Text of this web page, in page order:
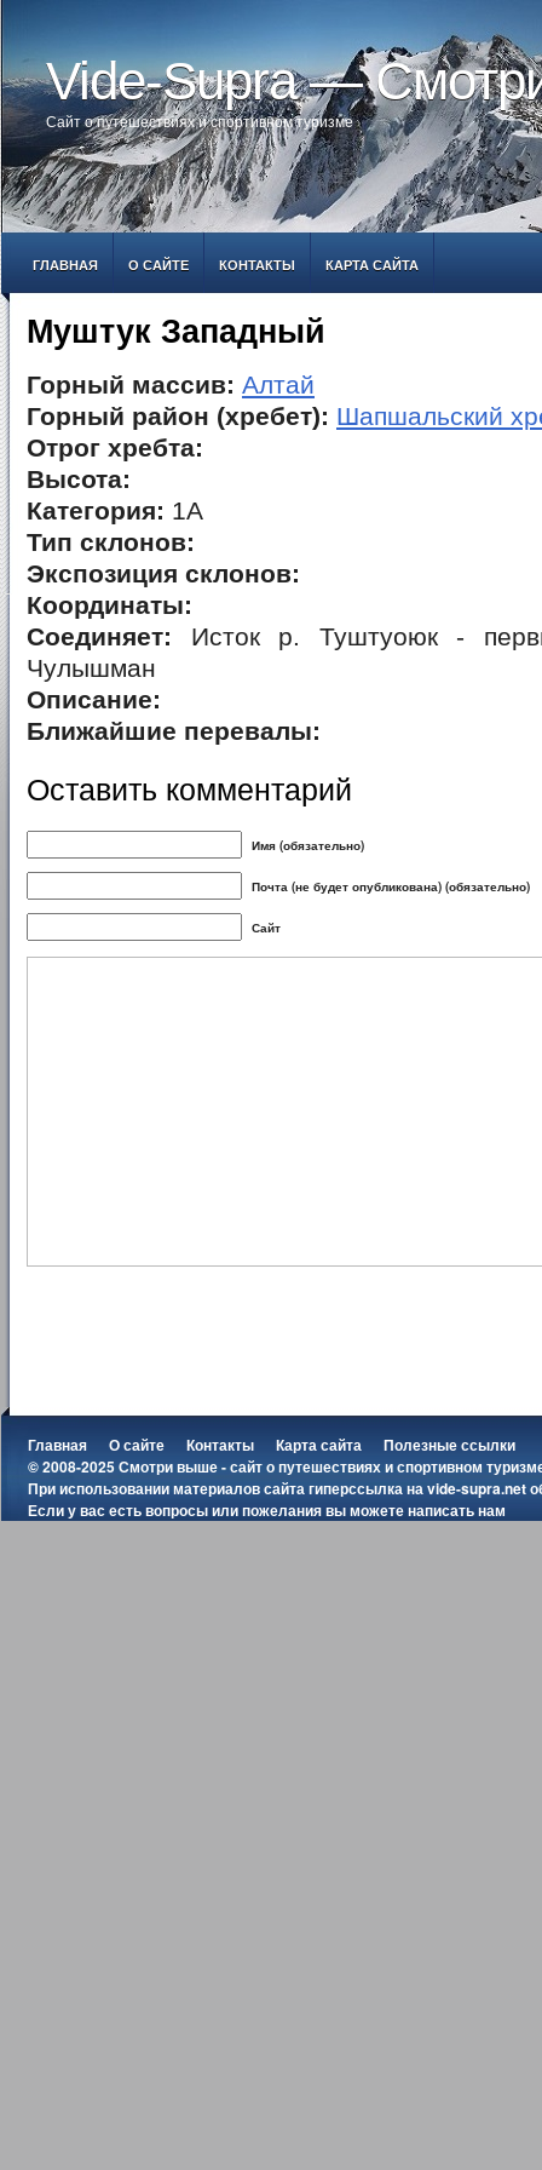
Vide-Supra —
Сайт о путешествиях и спортивном туризме
ГЛАВНАЯ О САЙТЕ КОНТАКТЫ КАРТА САЙТА
Муштук Западный
Горный массив: Алтай
Горный район (хребет): Шапшальский
Отрог хребта:
Высота:
Категория: 1А
Тип склонов:
Экспозиция склонов:
Координаты:
Соединяет: Исток р. Туштуоюк -
Чулышман
Описание:
Ближайшие перевалы:
Оставить комментарий
Имя (обязательно)
Почта (не будет опубликована) (обязательно)
Сайт
Главная О сайте Контакты Карта сайта
Полезные ссылки
© 2008-2025 Смотри выше - сайт о путешествиях и спортивном
При использовании материалов сайта гиперссылка наvide-supra.net
Если у вас есть вопросы или пожелания вы можетенаписать нам